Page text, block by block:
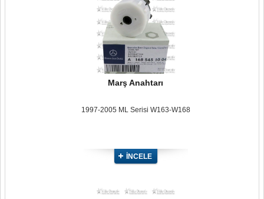
Marş Anahtarı
1997-2005 ML Serisi W163-W168
İNCELE